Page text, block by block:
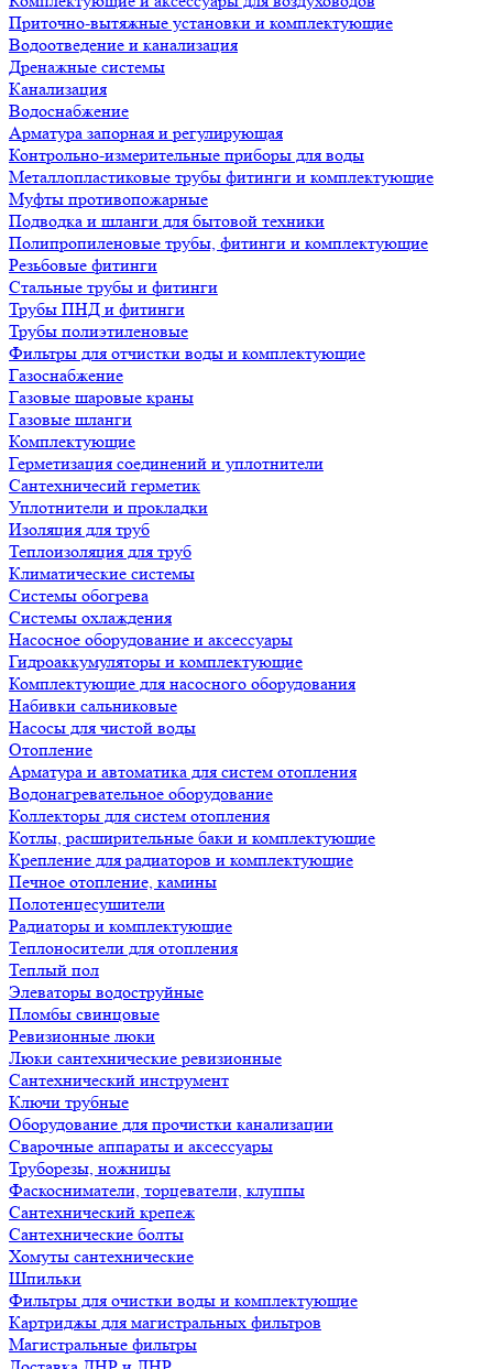
Приточно-вытяжные установки и комплектующие
Водоотведение и канализация
Дренажные системы
Канализация
Водоснабжение
Арматура запорная и регулирующая
Контрольно-измерительные приборы для воды
Металлопластиковые трубы фитинги и комплектующие
Муфты противопожарные
Подводка и шланги для бытовой техники
Полипропиленовые трубы, фитинги и комплектующие
Резьбовые фитинги
Стальные трубы и фитинги
Трубы ПНД и фитинги
Трубы полиэтиленовые
Фильтры для отчистки воды и комплектующие
Газоснабжение
Газовые шаровые краны
Газовые шланги
Комплектующие
Герметизация соединений и уплотнители
Сантехничесий герметик
Уплотнители и прокладки
Изоляция для труб
Теплоизоляция для труб
Климатические системы
Системы обогрева
Системы охлаждения
Насосное оборудование и аксессуары
Гидроаккумуляторы и комплектующие
Комплектующие для насосного оборудования
Набивки сальниковые
Насосы для чистой воды
Отопление
Арматура и автоматика для систем отопления
Водонагревательное оборудование
Коллекторы для систем отопления
Котлы, расширительные баки и комплектующие
Крепление для радиаторов и комплектующие
Печное отопление, камины
Полотенцесушители
Радиаторы и комплектующие
Теплоносители для отопления
Теплый пол
Элеваторы водоструйные
Пломбы свинцовые
Ревизионные люки
Люки сантехнические ревизионные
Сантехнический инструмент
Ключи трубные
Оборудование для прочистки канализации
Сварочные аппараты и аксессуары
Труборезы, ножницы
Фаскосниматели, торцеватели, клуппы
Сантехнический крепеж
Сантехнические болты
Хомуты сантехнические
Шпильки
Фильтры для очистки воды и комплектующие
Картриджы для магистральных фильтров
Магистральные фильтры